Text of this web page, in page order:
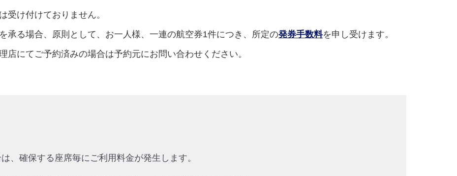
受け付けておりません。
承る場合、原則として、お一人様、一連の航空券1件につき、所定の発券手数料を申し受けます。
店にてご予約済みの場合は予約元にお問い合わせください。
、確保する座席毎にご利用料金が発生します。